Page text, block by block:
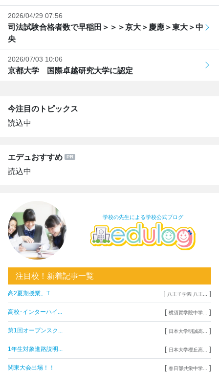
2026/04/29 07:56
司法試験合格者数で早稲田＞＞＞京大＞慶應＞東大＞中
央
2026/07/03 10:06
京都大学 国際卓越研究大学に認定
今注目のトピックス
読込中
エデュおすすめ
読込中
学校の先生による学校公式ブログ
注目校！新着記事一覧
高2夏期授業、T... [ 八王子学園 八王... ]
高校･インターハイ... [ 横須賀学院中学... ]
第1回オープンスク... [ 日本大学明誠高... ]
1年生対象進路説明... [ 日本大学櫻丘高... ]
関東大会出場！！ [ 春日部共栄中学... ]